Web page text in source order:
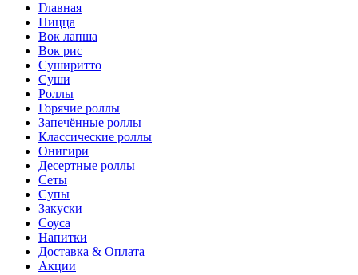
Главная
Пицца
Вок лапша
Вок рис
Суширитто
Суши
Роллы
Горячие роллы
Запечённые роллы
Классические роллы
Онигири
Десертные роллы
Сеты
Супы
Закуски
Соуса
Напитки
Доставка & Оплата
Акции